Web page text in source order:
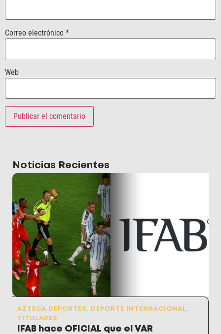
Correo electrónico *
Web
Noticias Recientes
AZTECA DEPORTES, DEPORTE INTERNACIONAL,
TITULARES
IFAB hace OFICIAL que el VAR